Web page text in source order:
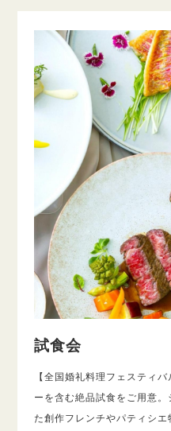
試食会
【全国婚礼料理フェスティ
ーを含む絶品試食をご用意
た創作フレンチやパティシ